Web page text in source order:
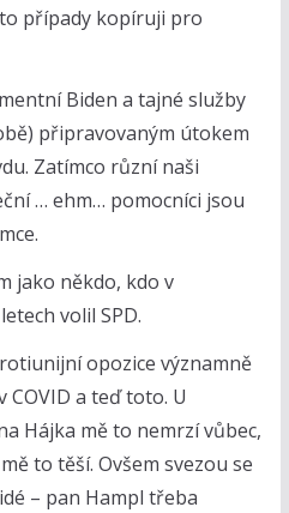
případy kopíruji pro
Biden a tajné služby
připravovaným útokem
Zatímco různí naši
… ehm… pomocníci jsou
jako někdo, kdo v
volil SPD.
opozice významně
COVID a teď toto. U
Hájka mě to nemrzí vůbec,
to těší. Ovšem svezou se
– pan Hampl třeba